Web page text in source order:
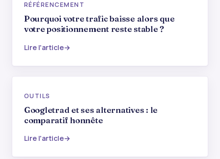
RÉFÉRENCEMENT
Pourquoi votre trafic baisse alors que
votre positionnement reste stable ?
Lire l'article
OUTILS
Googletrad et ses alternatives : le
comparatif honnête
Lire l'article